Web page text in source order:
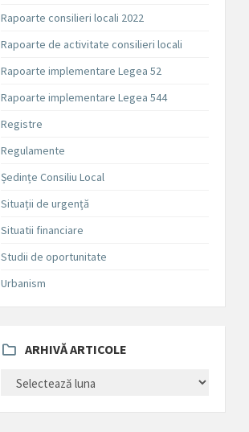
Rapoarte consilieri locali 2022
Rapoarte de activitate consilieri locali
Rapoarte implementare Legea 52
Rapoarte implementare Legea 544
Registre
Regulamente
Ședințe Consiliu Local
Situații de urgență
Situatii financiare
Studii de oportunitate
Urbanism
ARHIVĂ ARTICOLE
ARTICOLE